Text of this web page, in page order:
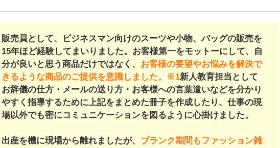
販売員として、ビジネスマン向けのスーツや小物、バッグの販売を
15年ほど経験してまいりました。お客様第一をモットーにして、自
分が良いと思う商品だけではなく、 お客様の要望やお悩みを解決で
きるような商品のご提供を意識しました。※1新人教育担当として
お辞儀の仕方・メールの送り方・お客様への言葉遣いなどを分かり
やすく指導するために上記をまとめた冊子を作成したり、仕事の現
場以外でも密にコミュニケーションを図るように心掛けました。
出産を機に現場から離れましたが、 ブランク期間もファッション雑